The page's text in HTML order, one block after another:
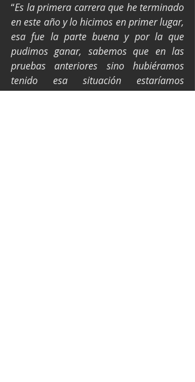
“Es la primera carrera que he terminado
en este año y lo hicimos en primer lugar,
esa fue la parte buena y por la que
pudimos ganar, sabemos que en las
pruebas anteriores sino hubiéramos
tenido esa situación estaríamos
peleando más arriba en el